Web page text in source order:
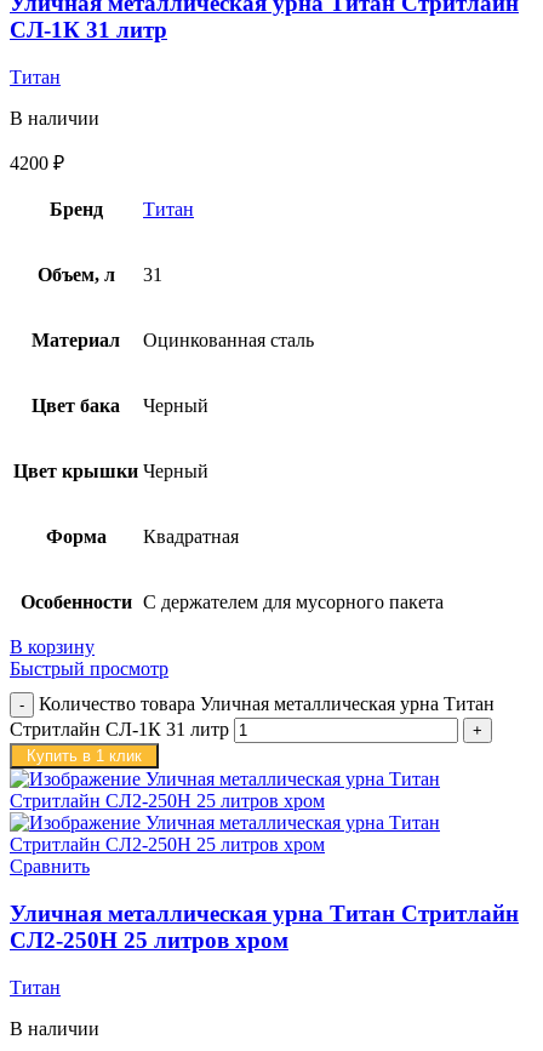
СЛ-1К 31 литр
Титан
В наличии
4200 ₽
Бренд Титан
Объем, л 31
Материал Оцинкованная сталь
Цвет бака Черный
Цвет крышки Черный
Форма Квадратная
Особенности С держателем для мусорного пакета
В корзину
Быстрый просмотр
Количество товара Уличная металлическая урна Титан
Стритлайн СЛ-1К 31 литр
Купить в 1 клик
Сравнить
Уличная металлическая урна Титан Стритлайн
СЛ2-250Н 25 литров хром
Титан
В наличии